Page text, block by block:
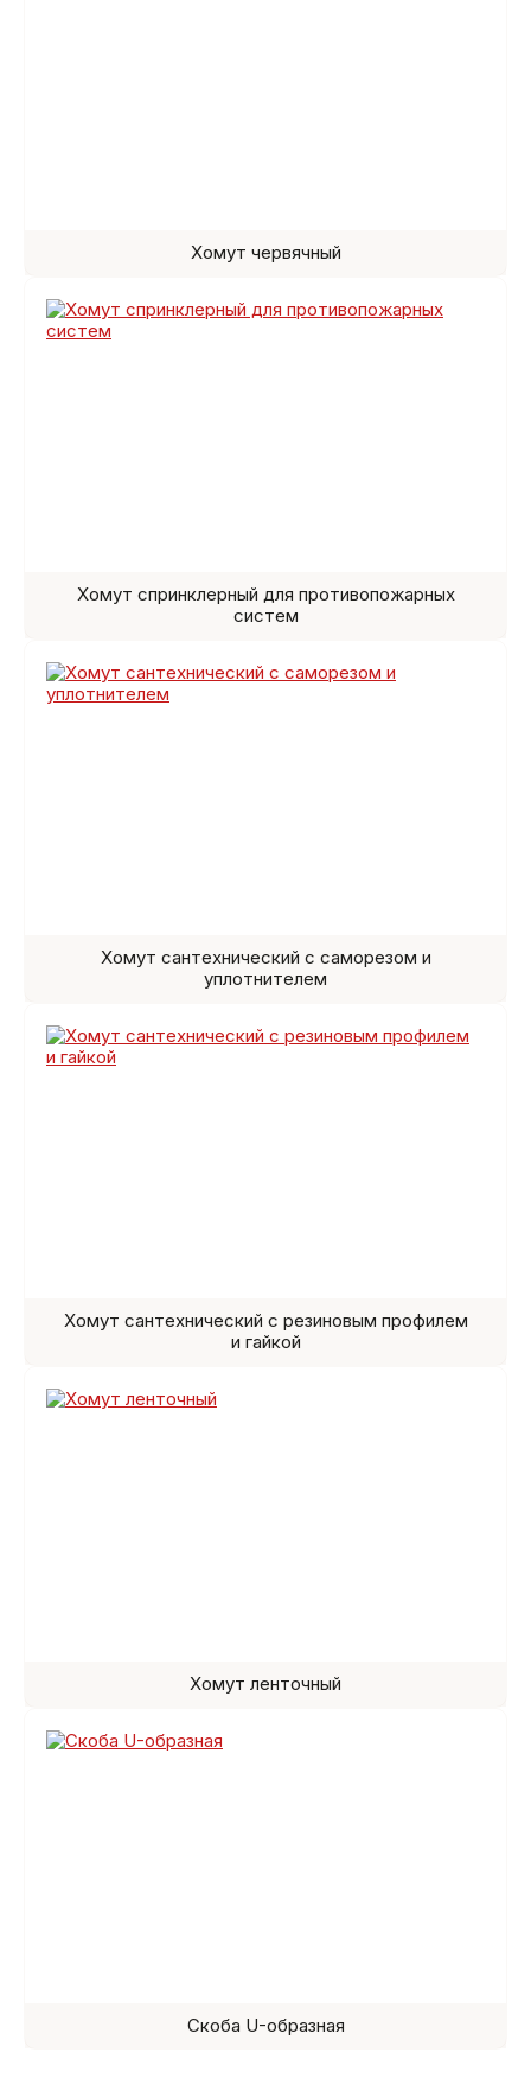
Хомут червячный
Хомут спринклерный для противопожарных
систем
Хомут сантехнический с саморезом и
уплотнителем
Хомут сантехнический с резиновым профилем
и гайкой
Хомут ленточный
Скоба U-образная